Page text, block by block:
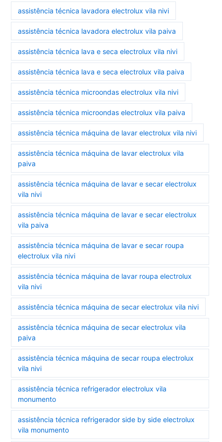
assistência técnica lavadora electrolux vila nivi
assistência técnica lavadora electrolux vila paiva
assistência técnica lava e seca electrolux vila nivi
assistência técnica lava e seca electrolux vila paiva
assistência técnica microondas electrolux vila nivi
assistência técnica microondas electrolux vila paiva
assistência técnica máquina de lavar electrolux vila nivi
assistência técnica máquina de lavar electrolux vila
paiva
assistência técnica máquina de lavar e secar electrolux
vila nivi
assistência técnica máquina de lavar e secar electrolux
vila paiva
assistência técnica máquina de lavar e secar roupa
electrolux vila nivi
assistência técnica máquina de lavar roupa electrolux
vila nivi
assistência técnica máquina de secar electrolux vila nivi
assistência técnica máquina de secar electrolux vila
paiva
assistência técnica máquina de secar roupa electrolux
vila nivi
assistência técnica refrigerador electrolux vila
monumento
assistência técnica refrigerador side by side electrolux
vila monumento